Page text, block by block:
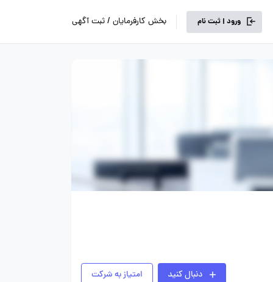
ورود | ثبت نام بخش کارفرمایان / ثبت آگهی
دنبال کنید امتیاز به شرکت